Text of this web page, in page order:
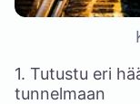
1. Tutustu eri
tunnelmaan